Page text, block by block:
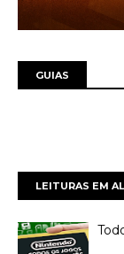
GUIAS
LEITURAS EM